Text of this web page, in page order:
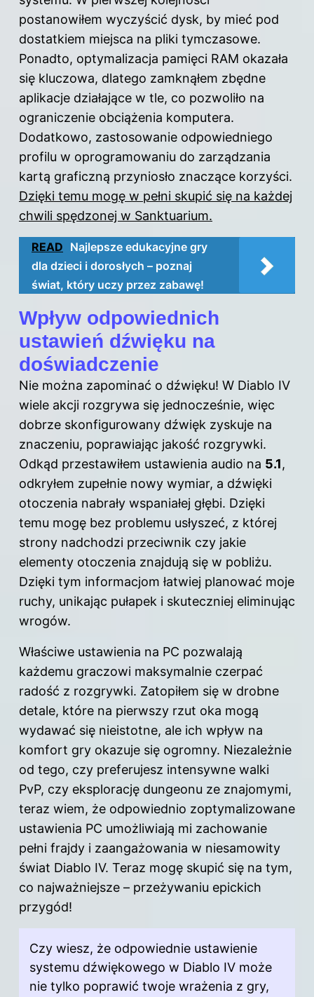
postanowiłem wyczyścić dysk, by mieć pod
dostatkiem miejsca na pliki tymczasowe.
Ponadto, optymalizacja pamięci RAM okazała
się kluczowa, dlatego zamknąłem zbędne
aplikacje działające w tle, co pozwoliło na
ograniczenie obciążenia komputera.
Dodatkowo, zastosowanie odpowiedniego
profilu w oprogramowaniu do zarządzania
kartą graficzną przyniosło znaczące korzyści.
Dzięki temu mogę w pełni skupić się na każdej
chwili spędzonej w Sanktuarium.
READ Najlepsze edukacyjne gry
dla dzieci i dorosłych – poznaj
świat, który uczy przez zabawę!
Wpływ odpowiednich
ustawień dźwięku na
doświadczenie
Nie można zapominać o dźwięku! W Diablo IV
wiele akcji rozgrywa się jednocześnie, więc
dobrze skonfigurowany dźwięk zyskuje na
znaczeniu, poprawiając jakość rozgrywki.
Odkąd przestawiłem ustawienia audio na 5.1,
odkryłem zupełnie nowy wymiar, a dźwięki
otoczenia nabrały wspaniałej głębi. Dzięki
temu mogę bez problemu usłyszeć, z której
strony nadchodzi przeciwnik czy jakie
elementy otoczenia znajdują się w pobliżu.
Dzięki tym informacjom łatwiej planować moje
ruchy, unikając pułapek i skuteczniej eliminując
wrogów.
Właściwe ustawienia na PC pozwalają
każdemu graczowi maksymalnie czerpać
radość z rozgrywki. Zatopiłem się w drobne
detale, które na pierwszy rzut oka mogą
wydawać się nieistotne, ale ich wpływ na
komfort gry okazuje się ogromny. Niezależnie
od tego, czy preferujesz intensywne walki
PvP, czy eksplorację dungeonu ze znajomymi,
teraz wiem, że odpowiednio zoptymalizowane
ustawienia PC umożliwiają mi zachowanie
pełni frajdy i zaangażowania w niesamowity
świat Diablo IV. Teraz mogę skupić się na tym,
co najważniejsze – przeżywaniu epickich
przygód!
Czy wiesz, że odpowiednie ustawienie
systemu dźwiękowego w Diablo IV może
nie tylko poprawić twoje wrażenia z gry,